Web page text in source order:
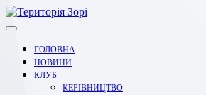
Перейти
до
ГОЛОВНА
НОВИНИ
КЛУБ
КЕРІВНИЦТВО